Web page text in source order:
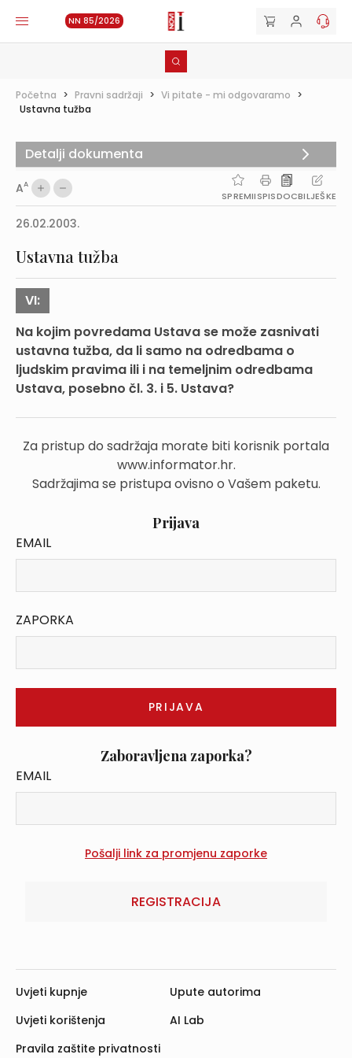
NN 85/2026
Početna > Pravni sadržaji > Vi pitate - mi odgovaramo >
Ustavna tužba
AA
SPREMIISPISDOCBILJEŠKE
26.02.2003.
Ustavna tužba
VI:
Na kojim povredama Ustava se može zasnivati
ustavna tužba, da li samo na odredbama o
ljudskim pravima ili i na temeljnim odredbama
Ustava, posebno čl. 3. i 5. Ustava?
Za pristup do sadržaja morate biti korisnik portala
www.informator.hr.
Sadržajima se pristupa ovisno o Vašem paketu.
Prijava
EMAIL
ZAPORKA
Zaboravljena zaporka?
EMAIL
REGISTRACIJA
Detalji dokumenta
Uvjeti kupnje
Uvjeti korištenja
Pravila zaštite privatnosti
Upute autorima
AI Lab